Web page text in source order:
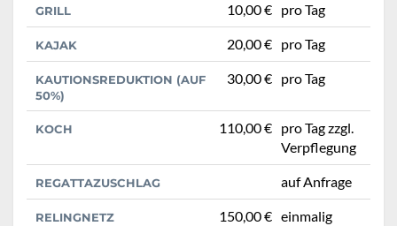
GRILL 10,00 € pro Tag
KAJAK 20,00 € pro Tag
KAUTIONSREDUKTION (AUF
50%)
30,00 € pro Tag
KOCH 110,00 € pro Tag zzgl.
Verpflegung
REGATTAZUSCHLAG auf Anfrage
RELINGNETZ 150,00 € einmalig